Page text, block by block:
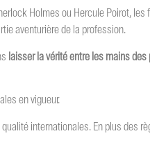
Holmes ou Hercule Poirot, les
aventurière de la profession.
laisser la vérité entre les mains
en vigueur.
internationales. En plus des